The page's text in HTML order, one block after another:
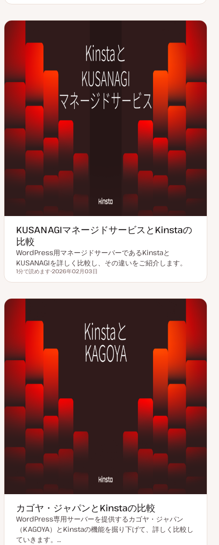
新
KUSANAGIマネージドサービスとKinstaの
比較
WordPress用マネージドサーバーであるKinstaと
KUSANAGIを詳しく比較し、その違いをご紹介します。
読むのにかかる時間
1分で読めます
新
2026年02月03日
カゴヤ・ジャパンとKinstaの比較
WordPress専用サーバーを提供するカゴヤ・ジャパン
（KAGOYA）とKinstaの機能を掘り下げて、詳しく比較し
ていきます。…